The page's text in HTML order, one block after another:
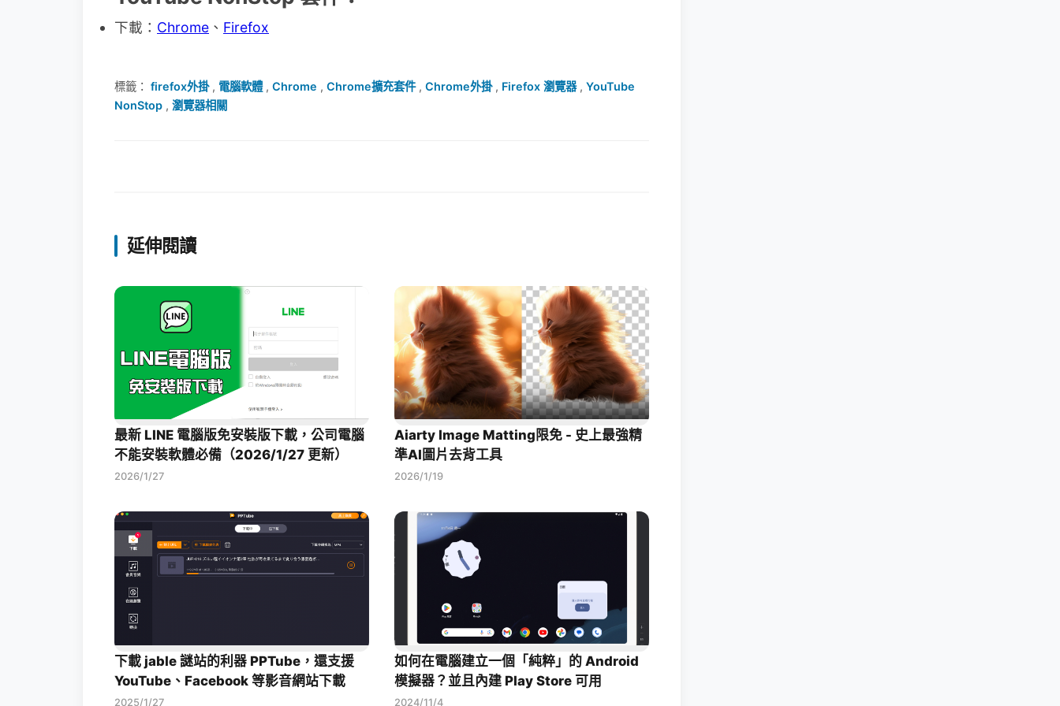
下載： Chrome 、 Firefox
標籤： firefox外掛, 電腦軟體, Chrome , Chrome擴充套件, Chrome外掛, Firefox 瀏覽器, YouTube
NonStop , 瀏覽器相關
延伸閱讀
最新 LINE 電腦版免安裝版下載，公司電腦
不能安裝軟體必備（2026/1/27 更新）
2026/1/27
Aiarty Image Matting限免 - 史上最強精
準AI圖片去背工具
2026/1/19
下載 jable 謎站的利器 PPTube，還支援
YouTube、Facebook 等影音網站下載
2025/1/27
如何在電腦建立一個「純粹」的 Android
模擬器？並且內建 Play Store 可用
2024/11/4